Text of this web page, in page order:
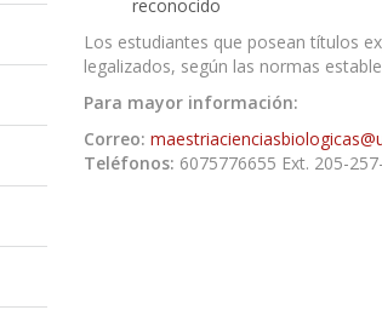
reconocido
Los estudiantes que posean títulos
legalizados, según las normas
Para mayor información:
Correo:
Teléfonos: 6075776655 Ext. 205-